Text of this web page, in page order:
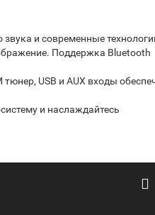
звука и современные
Поддержка Bluetooth
USB и AUX входы
и наслаждайтесь